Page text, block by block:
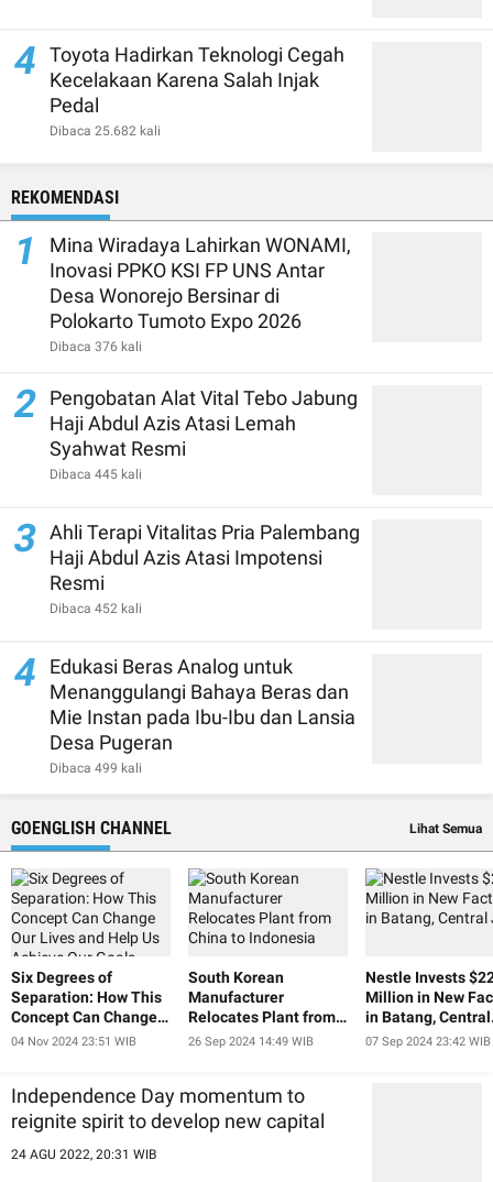
4
Toyota Hadirkan Teknologi Cegah
Kecelakaan Karena Salah Injak
Pedal
Dibaca 25.682 kali
REKOMENDASI
1
Mina Wiradaya Lahirkan WONAMI,
Inovasi PPKO KSI FP UNS Antar
Desa Wonorejo Bersinar di
Polokarto Tumoto Expo 2026
Dibaca 376 kali
2
Pengobatan Alat Vital Tebo Jabung
Haji Abdul Azis Atasi Lemah
Syahwat Resmi
Dibaca 445 kali
3 Ahli Terapi Vitalitas Pria Palembang
Haji Abdul Azis Atasi Impotensi
Resmi
Dibaca 452 kali
4
Edukasi Beras Analog untuk
Menanggulangi Bahaya Beras dan
Mie Instan pada Ibu-Ibu dan Lansia
Desa Pugeran
Dibaca 499 kali
GOENGLISH CHANNEL Lihat Semua
Six Degrees of
Separation: How This
Concept Can Change
Our Lives and Help Us
04 Nov 2024 23:51 WIB
South Korean
Manufacturer
Relocates Plant from
China to Indonesia
26 Sep 2024 14:49 WIB
Nestle Invests
Million in New
in Batang, Central
Java
07 Sep 2024 23:42 WIB
Independence Day momentum to
reignite spirit to develop new capital
24 AGU 2022, 20:31 WIB